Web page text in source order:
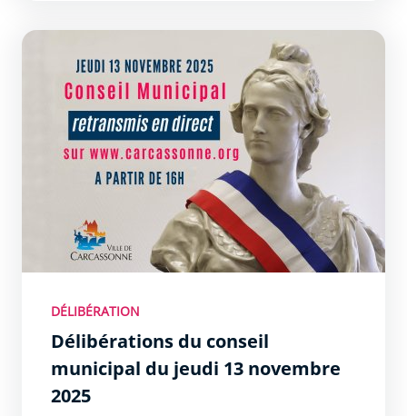
DÉLIBÉRATION
Délibérations du conseil
municipal du jeudi 13 novembre
2025